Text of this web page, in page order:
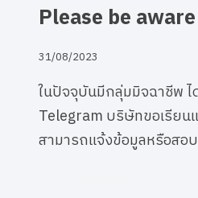
Please be
31/08/2023
ในปัจจุบันมีกลุ่มมิจฉาชีพ ไ
Telegram บริษัทขอเรียน
สามารถแจ้งข้อมูลหรือสอ